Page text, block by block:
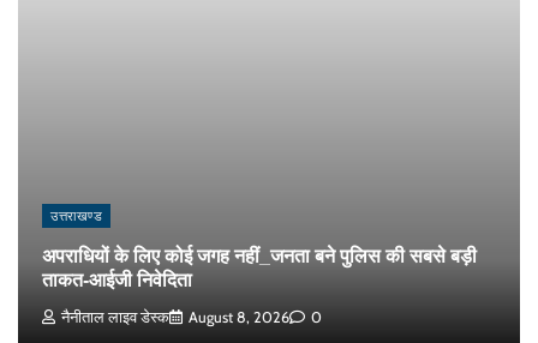
उत्तराखण्ड
अपराधियों के लिए कोई जगह नहीं_जनता बने पुलिस की सबसे बड़ी
ताकत-आईजी निवेदिता
नैनीताल लाइव डेस्क August 8, 2026 0